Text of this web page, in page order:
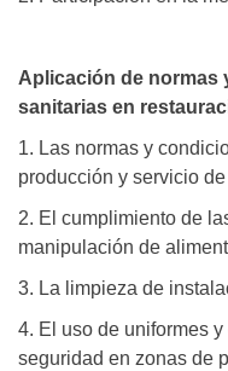
Aplicación de normas
sanitarias en
1. Las normas y
producción y servicio
2. El cumplimiento de
manipulación de
3. La limpieza de
4. El uso de uniformes
seguridad en zonas de